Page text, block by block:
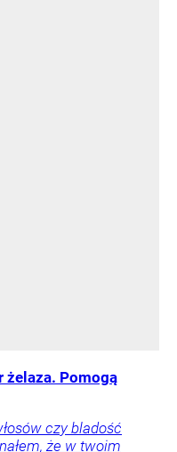
żelaza. Pomogą
czy bladość
że w twoim